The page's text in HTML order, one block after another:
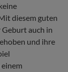
diesem guten
auch in
und ihre